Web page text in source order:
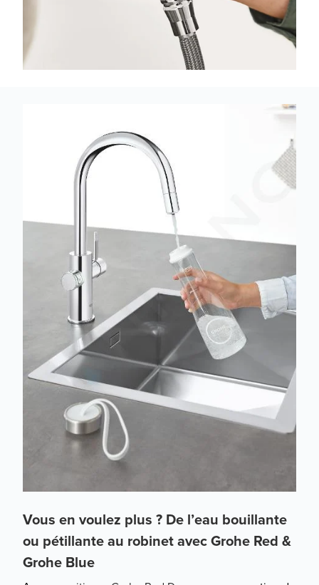
Vous en voulez plus ? De l’eau bouillante
ou pétillante au robinet avec Grohe Red &
Grohe Blue